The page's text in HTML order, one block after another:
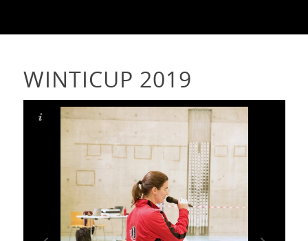
WINTICUP 2019